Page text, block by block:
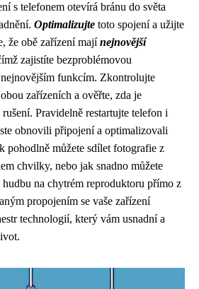
s telefonem otevírá bránu do světa
Optimalizujte toto spojení a užijte
že obě zařízení majínejnovější
zajistíte bezproblémovou
funkcím. Zkontrolujte
zařízeních a ověřte, zda je
Pravidelně restartujte telefon i
obnovili připojení a optimalizovali
pohodlně můžete sdílet fotografie z
chvilky, nebo jak snadno můžete
na chytrém reproduktoru přímo z
propojením se vaše zařízení
technologií, který vám usnadní a